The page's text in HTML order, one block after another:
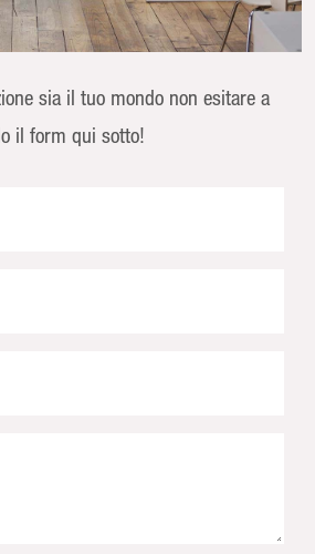
sia il tuo mondo non esitare a
il form qui sotto!